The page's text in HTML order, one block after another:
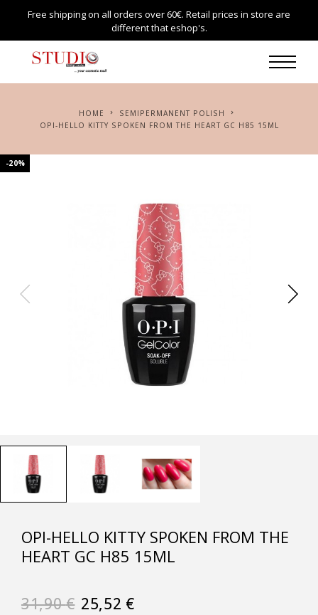
Free shipping on all orders over 60€. Retail prices in store are
different that eshop's.
HOME
SEMIPERMANENT POLISH
OPI-HELLO KITTY SPOKEN FROM THE HEART GC H85 15ML
-20%
OPI-HELLO KITTY SPOKEN FROM THE
HEART GC H85 15ML
31,90€ 25,52 €